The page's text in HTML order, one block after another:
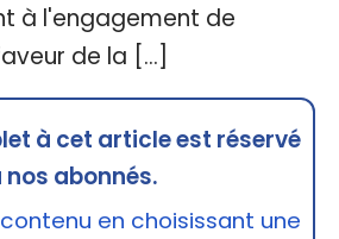
à l'engagement de
de la […]
à cet article est réservé
nos abonnés.
en choisissant une